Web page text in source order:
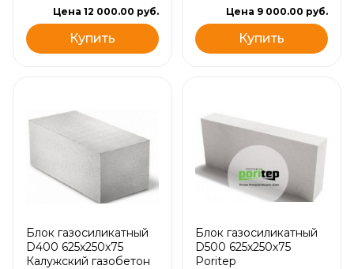
Цена 12 000.00 руб.
Купить
Цена 9 000.00 руб.
Купить
Блок газосиликатный
D400 625х250х75
Калужский газобетон
Блок газосиликатный
D500 625х250х75
Poritep